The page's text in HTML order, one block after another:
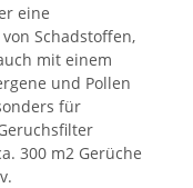
eine
Schadstoffen,
mit einem
und Pollen
für
300 m2 Gerüche